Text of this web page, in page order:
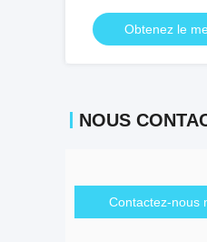
choisissent/doubles
LC/connecteur d'UPC
Obtenez le
NOUS
Contactez-nous